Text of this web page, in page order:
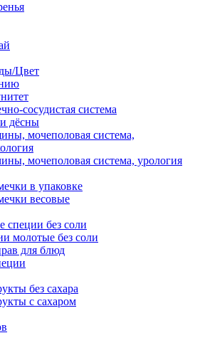
Цвет
сосудистая система
дёсны
мочеполовая система,
мочеполовая система, урология
в упаковке
весовые
специи без соли
молотые без соли
для блюд
без сахара
с сахаром